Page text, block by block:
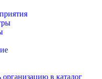
организацию в каталог